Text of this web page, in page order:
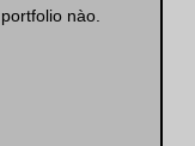
nào.